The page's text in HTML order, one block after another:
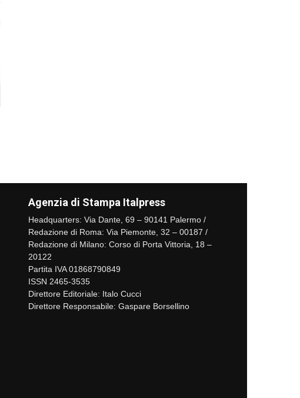
Agenzia di Stampa Italpress
Headquarters: Via Dante, 69 – 90141 Palermo /
Redazione di Roma: Via Piemonte, 32 – 00187 /
Redazione di Milano: Corso di Porta Vittoria, 18 –
20122
Partita IVA 01868790849
ISSN 2465-3535
Direttore Editoriale: Italo Cucci
Direttore Responsabile: Gaspare Borsellino